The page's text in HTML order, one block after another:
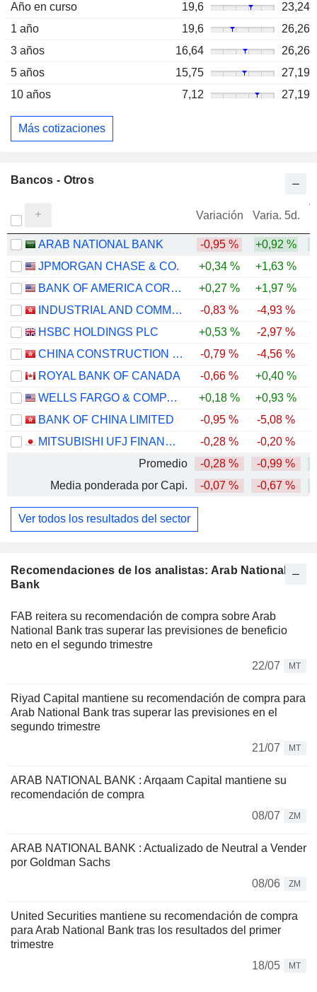
Recomendaciones de los analistas: Arab National
Bank
FAB reitera su recomendación de compra sobre Arab
National Bank tras superar las previsiones de beneficio
neto en el segundo trimestre
22/07
MT
Riyad Capital mantiene su recomendación de compra para
Arab National Bank tras superar las previsiones en el
segundo trimestre
21/07
MT
ARAB NATIONAL BANK : Arqaam Capital mantiene su
recomendación de compra
08/07
ZM
ARAB NATIONAL BANK : Actualizado de Neutral a Vender
por Goldman Sachs
08/06
ZM
United Securities mantiene su recomendación de compra
para Arab National Bank tras los resultados del primer
trimestre
18/05
MT
Año en curso
19,6
23,24
1 año
19,6
26,26
3 años
16,64
26,26
5 años
15,75
27,19
10 años
7,12 27,19
Más cotizaciones
Bancos - Otros
Variación Varia. 5d.
ARAB NATIONAL BANK -0,95 % +0,92 %
JPMORGAN CHASE & CO.
+0,34 % +1,63 %
BANK OF AMERICA CORPORATION
+0,27 % +1,97 %
INDUSTRIAL AND COMMERCIAL BANK OF CHINA LIMITED
-0,83 % -4,93 %
HSBC HOLDINGS PLC
+0,53 % -2,97 %
CHINA CONSTRUCTION BANK CORPORATION
-0,79 % -4,56 %
ROYAL BANK OF CANADA
-0,66 % +0,40 %
WELLS FARGO & COMPANY
+0,18 % +0,93 %
BANK OF CHINA LIMITED
-0,95 % -5,08 %
MITSUBISHI UFJ FINANCIAL GROUP, INC.
-0,28 % -0,20 %
Promedio
-0,28 % -0,99 %
Media ponderada por Capi.
-0,07 % -0,67 %
Ver todos los resultados del sector